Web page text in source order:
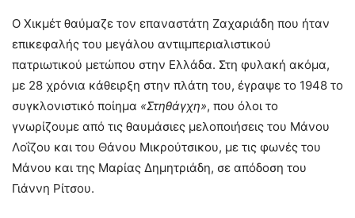
Ο Χικμέτ θαύμαζε τον επαναστάτη Ζαχαριάδη που ήταν
επικεφαλής του μεγάλου αντιιμπεριαλιστικού
πατριωτικού μετώπου στην Ελλάδα. Στη φυλακή ακόμα,
με 28 χρόνια κάθειρξη στην πλάτη του, έγραψε το 1948 το
συγκλονιστικό ποίημα «Στηθάγχη», που όλοι το
γνωρίζουμε από τις θαυμάσιες μελοποιήσεις του Μάνου
Λοΐζου και του Θάνου Μικρούτσικου, με τις φωνές του
Μάνου και της Μαρίας Δημητριάδη, σε απόδοση του
Γιάννη Ρίτσου.